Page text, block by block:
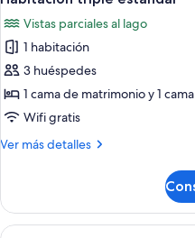
todas
las
fotos
de
Habitación
triple
Vistas parciales al lago
1 habitación
3 huéspedes
1 cama de matrimonio y 1
Wifi gratis
Ver más detalles
Más
triple
estándar